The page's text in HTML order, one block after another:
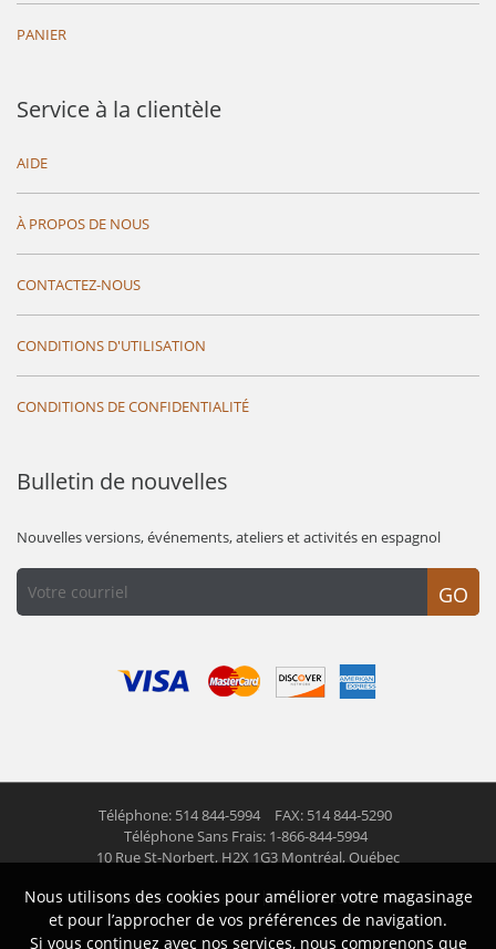
PANIER
Service à la clientèle
AIDE
À PROPOS DE NOUS
CONTACTEZ-NOUS
CONDITIONS D'UTILISATION
CONDITIONS DE CONFIDENTIALITÉ
Bulletin de nouvelles
Nouvelles versions, événements, ateliers et activités en espagnol
GO
Téléphone: 514 844-5994
FAX: 514 844-5290
Téléphone Sans Frais: 1-866-844-5994
10 Rue St-Norbert, H2X 1G3 Montréal, Québec
© 2026 Las Americas inc. Tous droits réservés
Nous utilisons des cookies pour améliorer votre magasinage
et pour l’approcher de vos préférences de navigation.
Si vous continuez avec nos services, nous comprenons que